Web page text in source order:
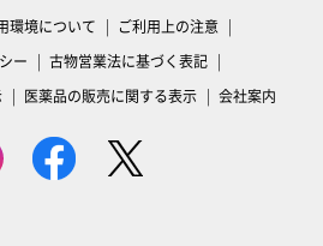
環境について
ご利用上の注意
ー
古物営業法に基づく表記
医薬品の販売に関する表示 会社案内